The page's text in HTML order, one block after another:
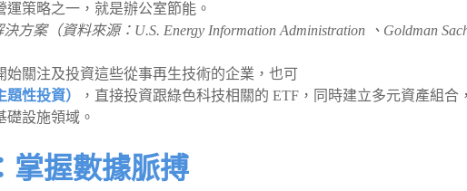
運策略之一，就是辦公室節能。
方案（資料來源：U.S. Energy Information Administration 、Goldman
始關注及投資這些從事再生技術的企業，也可
性投資）
，直接投資跟綠色科技相關的 ETF，同時建立多元資產組合，
設施領域。
掌握數據脈搏